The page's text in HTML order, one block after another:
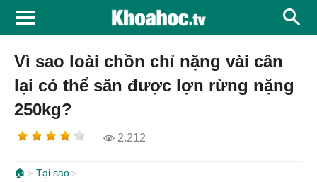
Vì sao loài chồn chỉ nặng vài cân
lại có thể săn được lợn rừng nặng
250kg?
2.212
🏠 Tại sao